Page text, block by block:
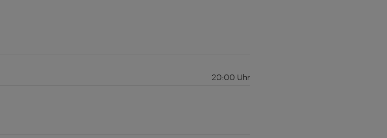
20:00 Uhr